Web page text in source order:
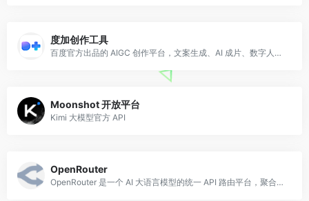
度加创作工具
百度官方出品的 AIGC 创作平台，文案生成、AI 成片、数字人播报一站完成。
Moonshot 开放平台
Kimi 大模型官方 API
OpenRouter
OpenRouter 是一个 AI 大语言模型的统一 API 路由平台，聚合了来自 OpenAI、Anthropic、Google、Meta、Mistral 等